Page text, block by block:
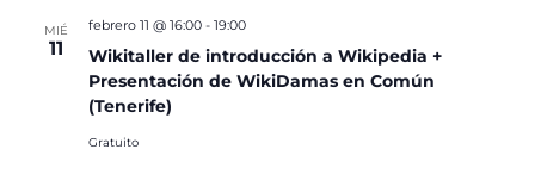
MIÉ
11
Wikitaller de introducción a Wikipedia +
Presentación de WikiDamas en Común
(Tenerife)
febrero 11 @ 16:00- 19:00
Gratuito